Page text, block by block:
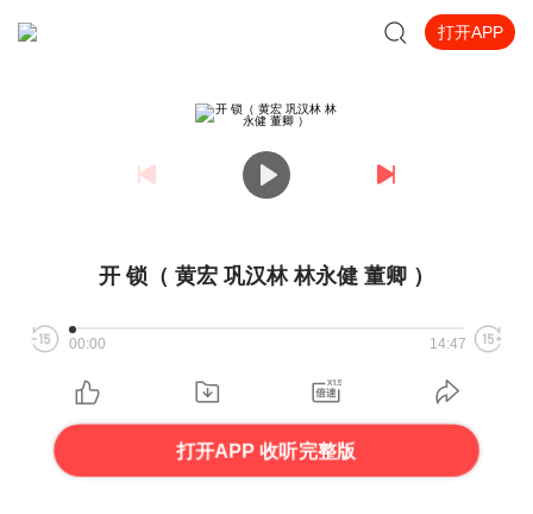
打开APP
开 锁（ 黄宏 巩汉林 林永健 董卿 ）
00:00 14:47
打开APP 收听完整版